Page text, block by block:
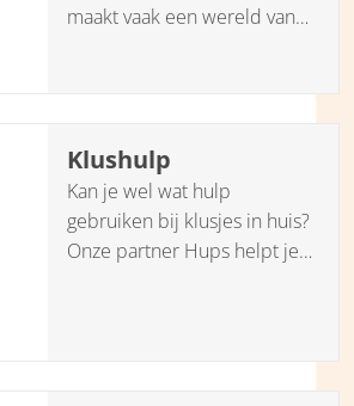
deskundig voor je uit.
maakt vaak een wereld van
het zo geregeld!
Klushulp
Kan je wel wat hulp
gebruiken bij klusjes in huis?
Onze partner Hups helpt je